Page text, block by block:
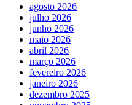
agosto 2026
julho 2026
junho 2026
maio 2026
abril 2026
março 2026
fevereiro 2026
janeiro 2026
dezembro 2025